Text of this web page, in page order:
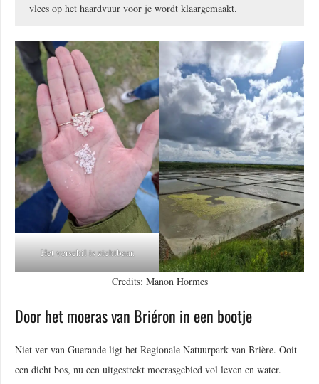
vlees op het haardvuur voor je wordt klaargemaakt.
Het verschil is zichtbaar.
Credits: Manon Hormes
Door het moeras van Briéron in een bootje
Niet ver van Guerande ligt het Regionale Natuurpark van Brière. Ooit
een dicht bos, nu een uitgestrekt moerasgebied vol leven en water.